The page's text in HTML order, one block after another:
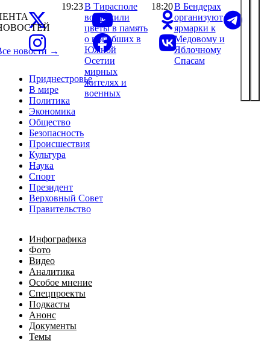
Приднестровье
В мире
Политика
Экономика
Общество
Безопасность
Происшествия
Культура
Наука
Спорт
Президент
Верховный Совет
Правительство
Инфографика
Фото
Видео
Аналитика
Особое мнение
Спецпроекты
Подкасты
Анонс
Документы
Темы
новости →
19:23В Тирасполе
возложили
цветы в память
о погибших в
Южной
Осетии
мирных
жителях и
военных
18:20В Бендерах
организуют
ярмарки к
Медовому и
Яблочному
Спасам